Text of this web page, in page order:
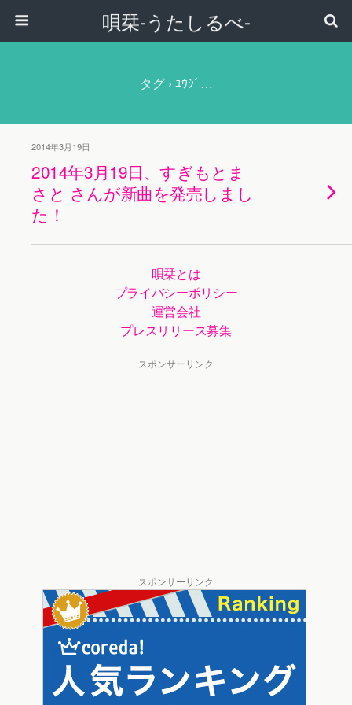
唄栞-うたしるべ-
タグ › ﾕｳｼﾞ…
2014年3月19日
2014年3月19日、すぎもとま
さと さんが新曲を発売しまし
た！
唄栞とは
プライバシーポリシー
運営会社
プレスリリース募集
スポンサーリンク
スポンサーリンク